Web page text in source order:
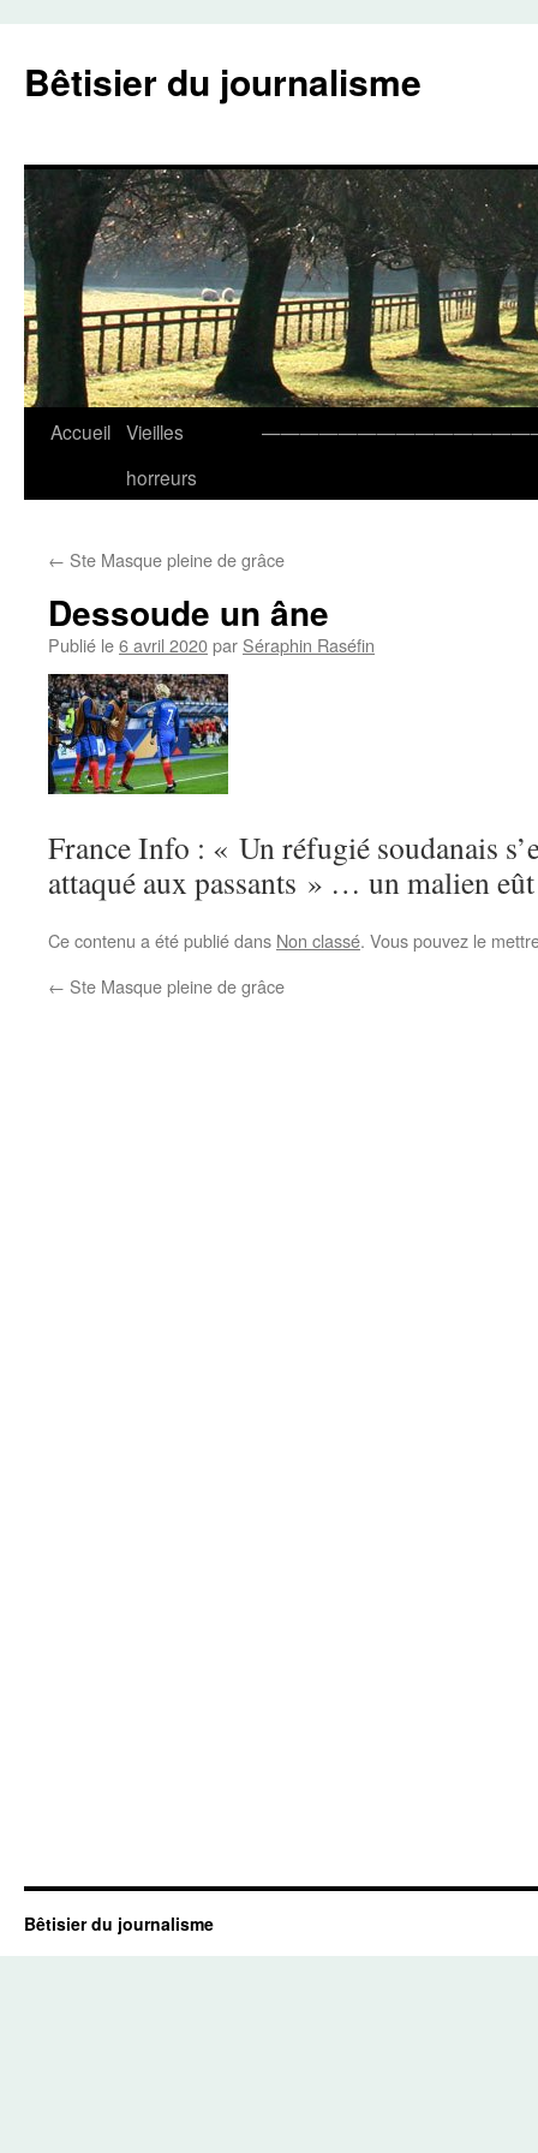
contenu
Bêtisier du journalisme
Accueil Vieilles
horreurs
← Ste Masque pleine de grâce
Dessoude un âne
Publié le6 avril 2020par Séraphin Raséfin
France Info : « Un réfugié soudanais
attaqué aux passants » … un malien
Ce contenu a été publié dans Non classé. Vous pouvez le
← Ste Masque pleine de grâce
Bêtisier du journalisme